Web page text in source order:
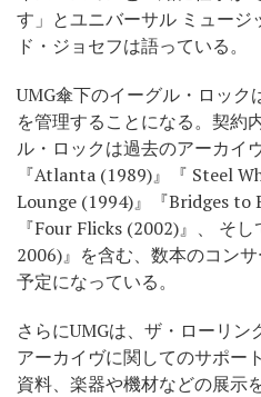
す」とユニバーサル ミュージ
ド・ジョセフは語っている。
UMG傘下のイーグル・ロック
を管理することになる。契約
ル・ロックは過去のアーカイ
『Atlanta (1989)』『 Steel
Lounge (1994)』『Bridges to
『Four Flicks (2002)』、 そ
2006)』を含む、数本のコン
予定になっている。
さらにUMGは、ザ・ローリ
アーカイヴに関してのサポー
資料、楽器や機材などの展示